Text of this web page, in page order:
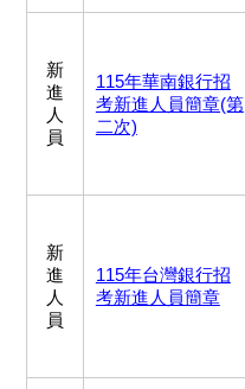
新
進
人
員
115年華南銀行招
考新進人員簡章(第
二次)
新
進
人
員
115年台灣銀行招
考新進人員簡章